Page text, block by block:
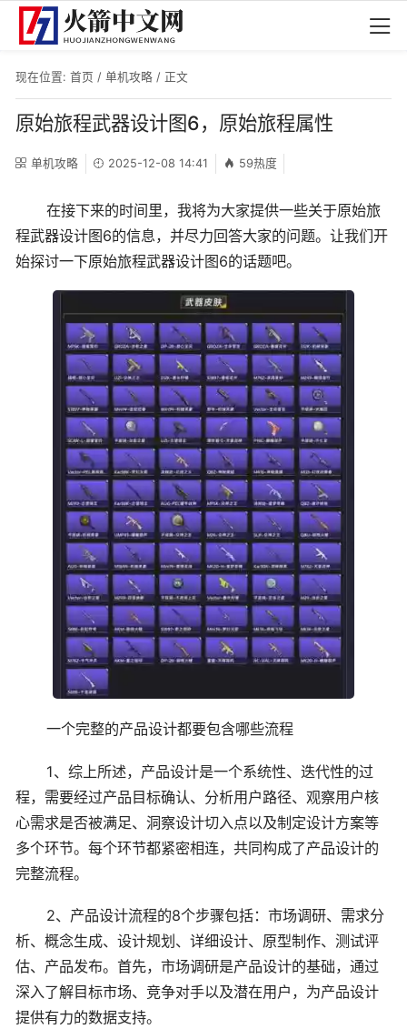
现在位置: 首页 / 单机攻略 / 正文
原始旅程武器设计图6，原始旅程属性
单机攻略 2025-12-08 14:41 59热度
在接下来的时间里，我将为大家提供一些关于原始旅
程武器设计图6的信息，并尽力回答大家的问题。让我们开
始探讨一下原始旅程武器设计图6的话题吧。
一个完整的产品设计都要包含哪些流程
1、综上所述，产品设计是一个系统性、迭代性的过
程，需要经过产品目标确认、分析用户路径、观察用户核
心需求是否被满足、洞察设计切入点以及制定设计方案等
多个环节。每个环节都紧密相连，共同构成了产品设计的
完整流程。
2、产品设计流程的8个步骤包括：市场调研、需求分
析、概念生成、设计规划、详细设计、原型制作、测试评
估、产品发布。首先，市场调研是产品设计的基础，通过
深入了解目标市场、竞争对手以及潜在用户，为产品设计
提供有力的数据支持。